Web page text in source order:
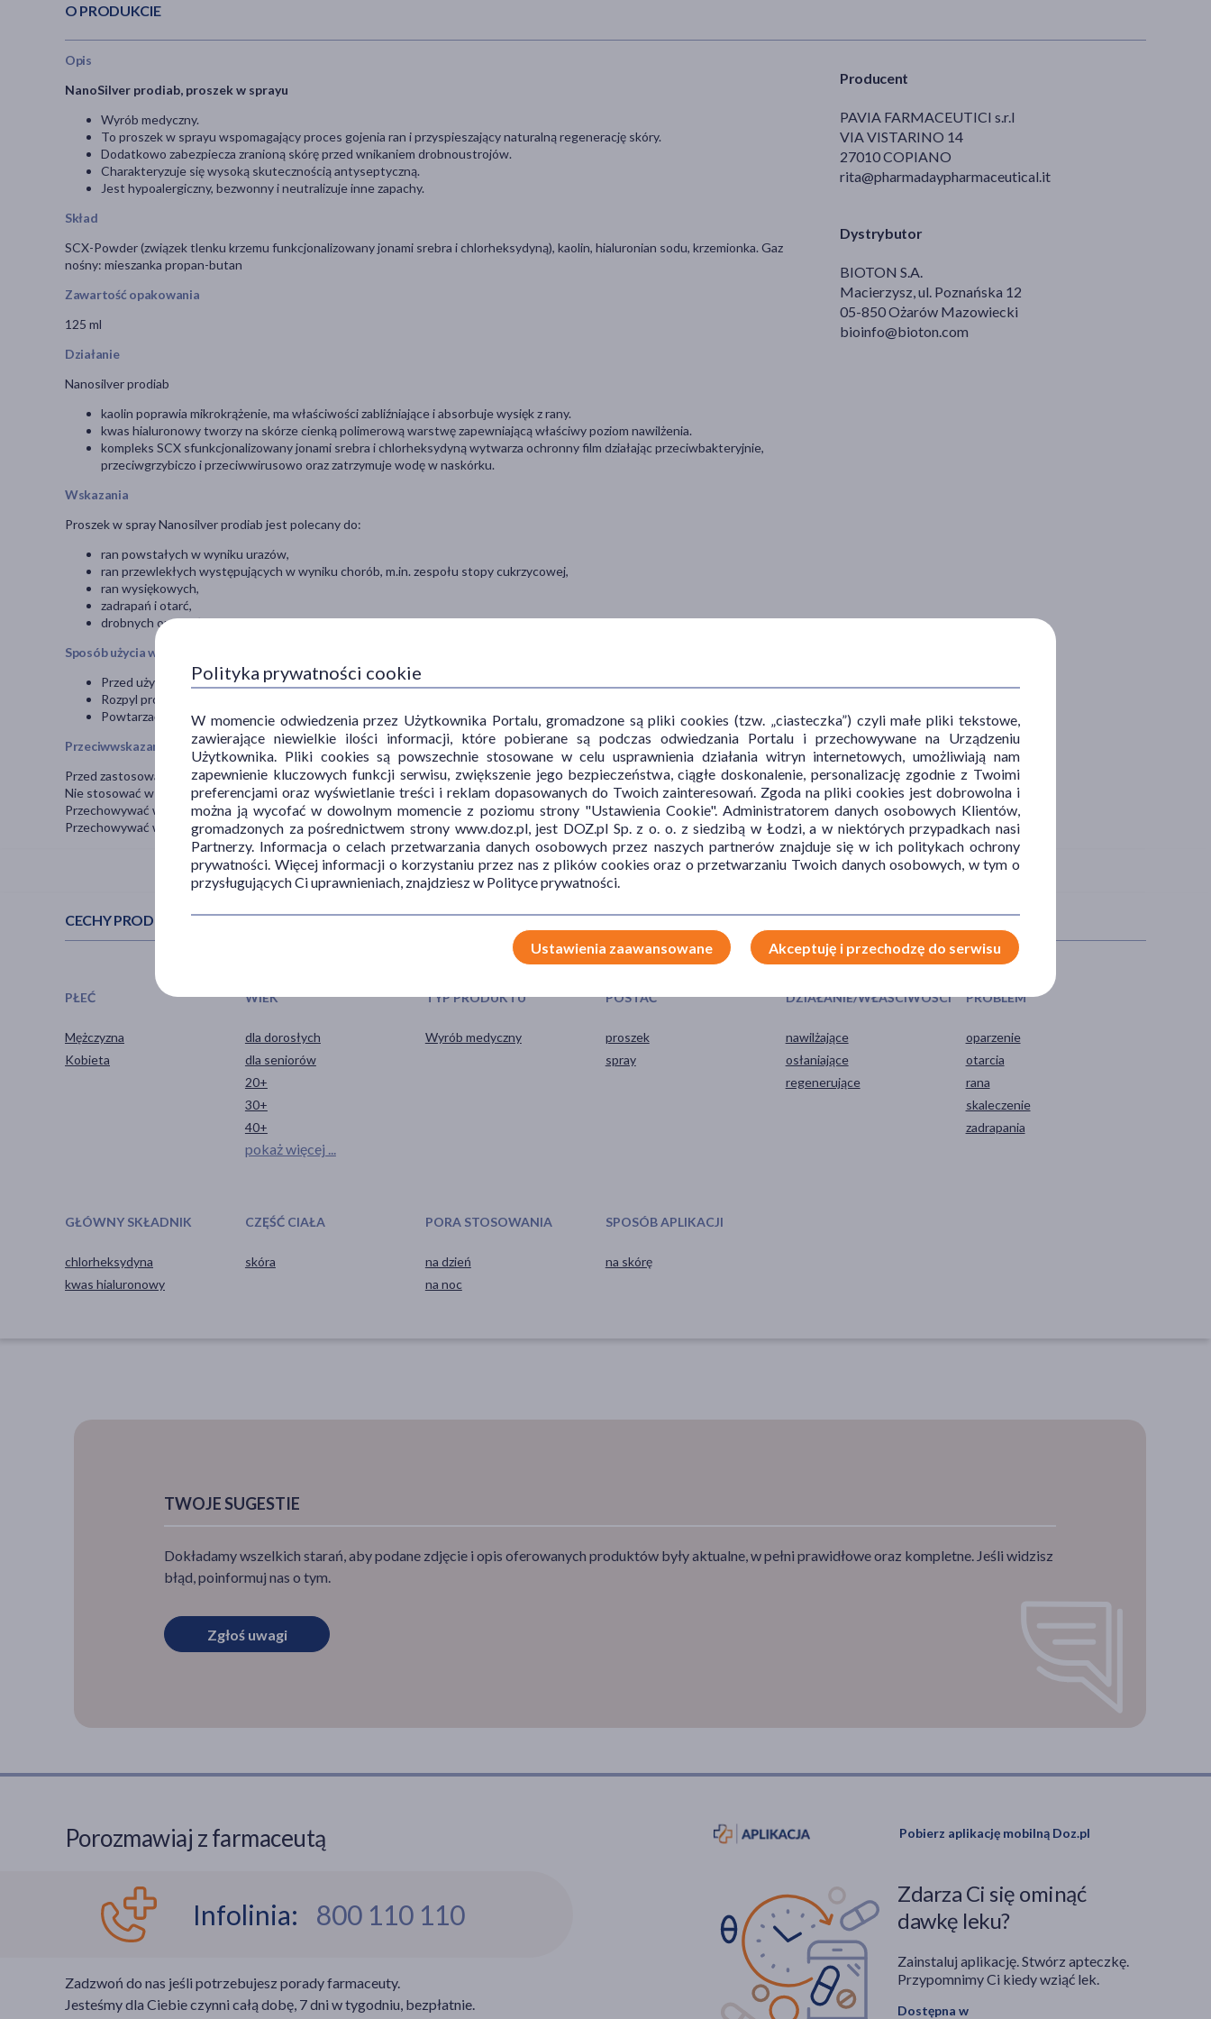
O PRODUKCIE
Producent
PAVIA FARMACEUTICI s.r.l
VIA VISTARINO 14
27010 COPIANO
rita@pharmadaypharmaceutical.it
Dystrybutor
BIOTON S.A.
Macierzysz, ul. Poznańska 12
05-850 Ożarów Mazowiecki
bioinfo@bioton.com
Opis
NanoSilver prodiab, proszek w sprayu
Wyrób medyczny.
To proszek w sprayu wspomagający proces gojenia ran i przyspieszający naturalną regenerację skóry.
Dodatkowo zabezpiecza zranioną skórę przed wnikaniem drobnoustrojów.
Charakteryzuje się wysoką skutecznością antyseptyczną.
Jest hypoalergiczny, bezwonny i neutralizuje inne zapachy.
Skład
SCX-Powder (związek tlenku krzemu funkcjonalizowany jonami srebra i chlorheksydyną), kaolin, hialuronian sodu, krzemionka. Gaz
nośny: mieszanka propan-butan
Zawartość opakowania
125 ml
Działanie
Nanosilver prodiab
kaolin poprawia mikrokrążenie, ma właściwości zabliźniające i absorbuje wysięk z rany.
kwas hialuronowy tworzy na skórze cienką polimerową warstwę zapewniającą właściwy poziom nawilżenia.
kompleks SCX sfunkcjonalizowany jonami srebra i chlorheksydyną wytwarza ochronny film działając przeciwbakteryjnie,
przeciwgrzybiczo i przeciwwirusowo oraz zatrzymuje wodę w naskórku.
Wskazania
Proszek w spray Nanosilver prodiab jest polecany do:
ran powstałych w wyniku urazów,
ran przewlekłych występujących w wyniku chorób, m.in. zespołu stopy cukrzycowej,
ran wysiękowych,
zadrapań i otarć,
drobnych oparzeń.
Sposób użycia wyrobu medycznego
Przed użyciem dokładnie oczyścić i wysuszyć skórę.
Rozpyl proszek na ranę. Nie masować, poczekać aż wyschnie.
Powtarzać czynność dwa razy dziennie.
Przeciwwskazania i środki ostrożności
Przed zastosowaniem należy zapoznać się z informacją dotyczącą użycia, dołączoną do opakowania wyrobu.
Nie stosować w przypadku nadwrażliwości na składniki produktu.
Przechowywać w temperaturze pokojowej.
Przechowywać w sposób niedostępny dla dzieci.
CECHY PRODUKTU
PŁEĆ
Mężczyzna
Kobieta
WIEK
dla dorosłych
dla seniorów
20+
30+
40+
pokaż więcej ...
TYP PRODUKTU
Wyrób medyczny
POSTAĆ
proszek
spray
DZIAŁANIE/WŁAŚCIWOŚCI
nawilżające
osłaniające
regenerujące
PROBLEM
oparzenie
otarcia
rana
skaleczenie
zadrapania
GŁÓWNY SKŁADNIK
chlorheksydyna
kwas hialuronowy
CZĘŚĆ CIAŁA
skóra
PORA STOSOWANIA
na dzień
na noc
SPOSÓB APLIKACJI
na skórę
TWOJE SUGESTIE
Dokładamy wszelkich starań, aby podane zdjęcie i opis oferowanych produktów były aktualne, w pełni prawidłowe oraz kompletne. Jeśli widzisz
błąd, poinformuj nas o tym.
Zgłoś uwagi
Porozmawiaj z farmaceutą
Infolinia: 800 110 110
Zadzwoń do nas jeśli potrzebujesz porady farmaceuty.
Jesteśmy dla Ciebie czynni całą dobę, 7 dni w tygodniu, bezpłatnie.
Pobierz aplikację mobilną Doz.pl
Zdarza Ci się ominąć
dawkę leku?
Zainstaluj aplikację. Stwórz apteczkę.
Przypomnimy Ci kiedy wziąć lek.
Dostępna w
Polityka prywatności cookie
W momencie odwiedzenia przez Użytkownika Portalu, gromadzone są pliki cookies (tzw. „ciasteczka”) czyli małe pliki tekstowe,
zawierające niewielkie ilości informacji, które pobierane są podczas odwiedzania Portalu i przechowywane na Urządzeniu
Użytkownika. Pliki cookies są powszechnie stosowane w celu usprawnienia działania witryn internetowych, umożliwiają nam
zapewnienie kluczowych funkcji serwisu, zwiększenie jego bezpieczeństwa, ciągłe doskonalenie, personalizację zgodnie z Twoimi
preferencjami oraz wyświetlanie treści i reklam dopasowanych do Twoich zainteresowań. Zgoda na pliki cookies jest dobrowolna i
można ją wycofać w dowolnym momencie z poziomu strony "Ustawienia Cookie". Administratorem danych osobowych Klientów,
gromadzonych za pośrednictwem strony www.doz.pl, jest DOZ.pl Sp. z o. o. z siedzibą w Łodzi, a w niektórych przypadkach nasi
Partnerzy. Informacja o celach przetwarzania danych osobowych przez naszych partnerów znajduje się w ich politykach ochrony
prywatności. Więcej informacji o korzystaniu przez nas z plików cookies oraz o przetwarzaniu Twoich danych osobowych, w tym o
przysługujących Ci uprawnieniach, znajdziesz w Polityce prywatności.
Ustawienia zaawansowane Akceptuję i przechodzę do serwisu